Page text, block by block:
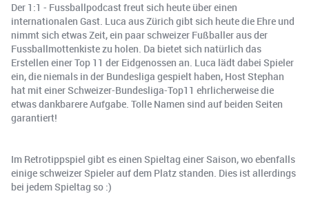
Der 1:1 - Fussballpodcast freut sich heute über einen
internationalen Gast. Luca aus Zürich gibt sich heute die Ehre und
nimmt sich etwas Zeit, ein paar schweizer Fußballer aus der
Fussballmottenkiste zu holen. Da bietet sich natürlich das
Erstellen einer Top 11 der Eidgenossen an. Luca lädt dabei Spieler
ein, die niemals in der Bundesliga gespielt haben, Host Stephan
hat mit einer Schweizer-Bundesliga-Top11 ehrlicherweise die
etwas dankbarere Aufgabe. Tolle Namen sind auf beiden Seiten
garantiert!
Im Retrotippspiel gibt es einen Spieltag einer Saison, wo ebenfalls
einige schweizer Spieler auf dem Platz standen. Dies ist allerdings
bei jedem Spieltag so :)